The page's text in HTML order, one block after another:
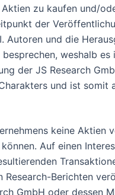
zu kaufen und/
der
Autoren und die
weshalb
der JS Research
und ist
keine Aktien
Auf einen
Berichten
GmbH oder